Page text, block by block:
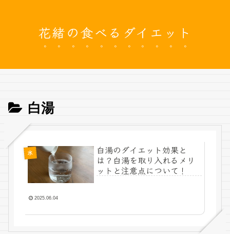
花緒の食べるダイエット
白湯
水
白湯のダイエット効果と
は？白湯を取り入れるメリ
ットと注意点について！
2025.06.04